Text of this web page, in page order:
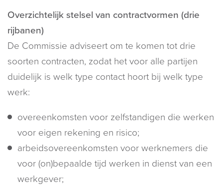
Overzichtelijk stelsel van contractvormen (drie
rijbanen)
De Commissie adviseert om te komen tot drie
soorten contracten, zodat het voor alle partijen
duidelijk is welk type contact hoort bij welk type
werk:
overeenkomsten voor zelfstandigen die werken
voor eigen rekening en risico;
arbeidsovereenkomsten voor werknemers die
voor (on)bepaalde tijd werken in dienst van een
werkgever;